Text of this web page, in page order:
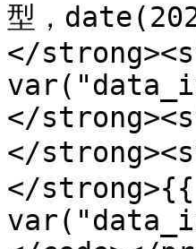
型，
</
</
</
</strong>{{